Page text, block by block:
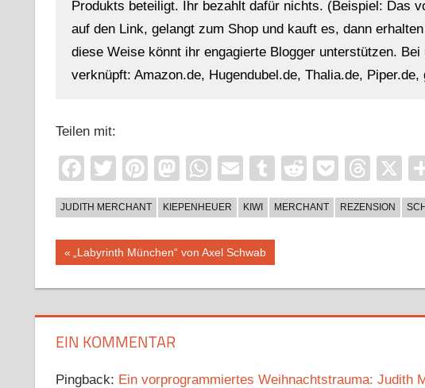
Produkts beteiligt. Ihr bezahlt dafür nichts. (Beispiel: Das
auf den Link, gelangt zum Shop und kauft es, dann
diese Weise könnt ihr engagierte Blogger unterstützen.
verknüpft: Amazon.de, Hugendubel.de, Thalia.de,
Teilen mit:
Facebook
TwitterPinterest
Mastodon
WhatsApp
EmailTumblr
RedditPocketX
JUDITH MERCHANT KIEPENHEUER KIWI MERCHANT REZENSION
Beitragsnavigation
Vorheriger
„Labyrinth München“ von Axel Schwab
EIN KOMMENTAR
Pingback: Ein vorprogrammiertes Weihnachtstrauma: Judith